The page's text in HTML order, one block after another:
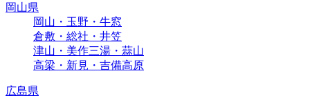
岡山県
岡山・玉野・牛窓
倉敷・総社・井笠
津山・美作三湯・蒜山
高梁・新見・吉備高原
広島県